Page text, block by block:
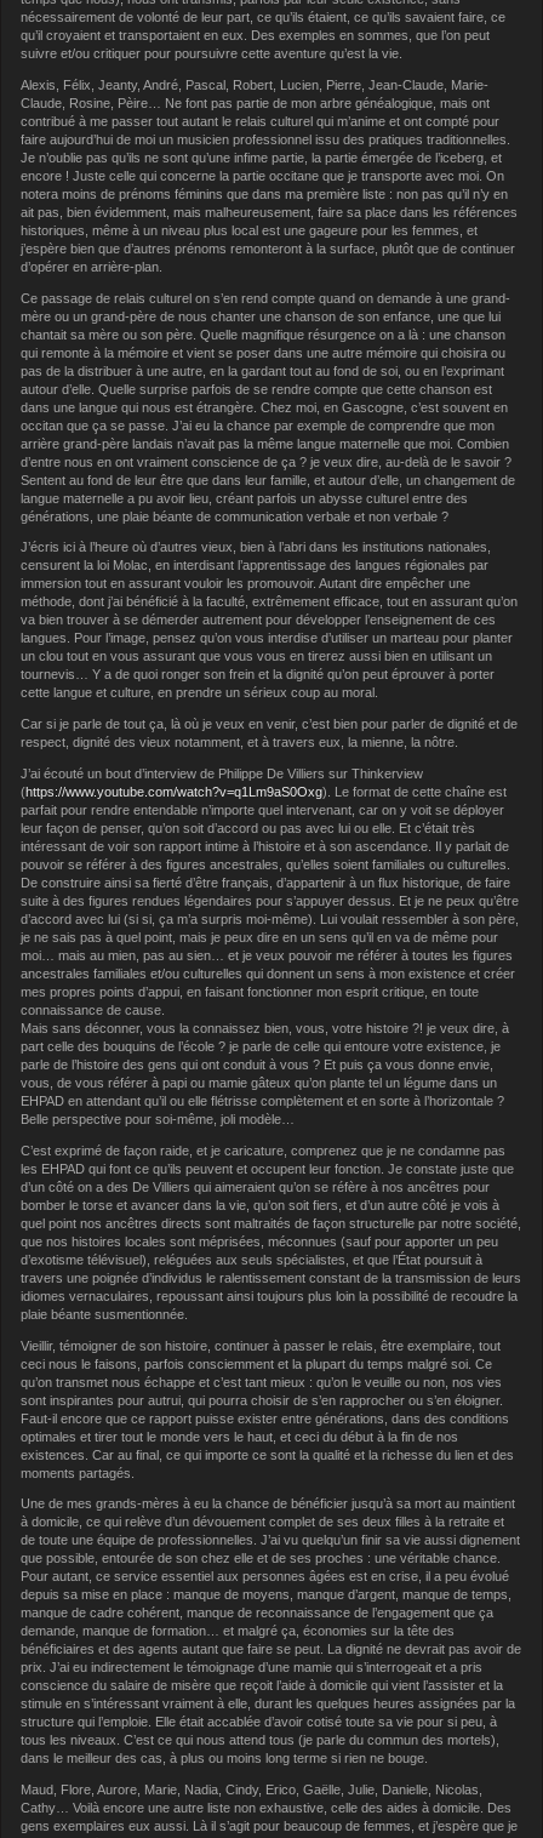
nécessairement de volonté de leur part, ce qu’ils étaient, ce qu’ils savaient faire, ce
qu’il croyaient et transportaient en eux. Des exemples en sommes, que l’on peut
suivre et/ou critiquer pour poursuivre cette aventure qu’est la vie.
Alexis, Félix, Jeanty, André, Pascal, Robert, Lucien, Pierre, Jean-Claude, Marie-
Claude, Rosine, Pèire… Ne font pas partie de mon arbre généalogique, mais ont
contribué à me passer tout autant le relais culturel qui m’anime et ont compté pour
faire aujourd’hui de moi un musicien professionnel issu des pratiques traditionnelles.
Je n’oublie pas qu’ils ne sont qu’une infime partie, la partie émergée de l’iceberg, et
encore ! Juste celle qui concerne la partie occitane que je transporte avec moi. On
notera moins de prénoms féminins que dans ma première liste : non pas qu’il n’y en
ait pas, bien évidemment, mais malheureusement, faire sa place dans les références
historiques, même à un niveau plus local est une gageure pour les femmes, et
j’espère bien que d’autres prénoms remonteront à la surface, plutôt que de continuer
d’opérer en arrière-plan.
Ce passage de relais culturel on s’en rend compte quand on demande à une grand-
mère ou un grand-père de nous chanter une chanson de son enfance, une que lui
chantait sa mère ou son père. Quelle magnifique résurgence on a là : une chanson
qui remonte à la mémoire et vient se poser dans une autre mémoire qui choisira ou
pas de la distribuer à une autre, en la gardant tout au fond de soi, ou en l’exprimant
autour d’elle. Quelle surprise parfois de se rendre compte que cette chanson est
dans une langue qui nous est étrangère. Chez moi, en Gascogne, c’est souvent en
occitan que ça se passe. J’ai eu la chance par exemple de comprendre que mon
arrière grand-père landais n’avait pas la même langue maternelle que moi. Combien
d’entre nous en ont vraiment conscience de ça ? je veux dire, au-delà de le savoir ?
Sentent au fond de leur être que dans leur famille, et autour d’elle, un changement de
langue maternelle a pu avoir lieu, créant parfois un abysse culturel entre des
générations, une plaie béante de communication verbale et non verbale ?
J’écris ici à l’heure où d’autres vieux, bien à l’abri dans les institutions nationales,
censurent la loi Molac, en interdisant l’apprentissage des langues régionales par
immersion tout en assurant vouloir les promouvoir. Autant dire empêcher une
méthode, dont j’ai bénéficié à la faculté, extrêmement efficace, tout en assurant qu’on
va bien trouver à se démerder autrement pour développer l’enseignement de ces
langues. Pour l’image, pensez qu’on vous interdise d’utiliser un marteau pour planter
un clou tout en vous assurant que vous vous en tirerez aussi bien en utilisant un
tournevis… Y a de quoi ronger son frein et la dignité qu’on peut éprouver à porter
cette langue et culture, en prendre un sérieux coup au moral.
Car si je parle de tout ça, là où je veux en venir, c’est bien pour parler de dignité et de
respect, dignité des vieux notamment, et à travers eux, la mienne, la nôtre.
J’ai écouté un bout d’interview de Philippe De Villiers sur Thinkerview
(https://www.youtube.com/watch?v=q1Lm9aS0Oxg). Le format de cette chaîne est
parfait pour rendre entendable n’importe quel intervenant, car on y voit se déployer
leur façon de penser, qu’on soit d’accord ou pas avec lui ou elle. Et c’était très
intéressant de voir son rapport intime à l’histoire et à son ascendance. Il y parlait de
pouvoir se référer à des figures ancestrales, qu’elles soient familiales ou culturelles.
De construire ainsi sa fierté d’être français, d’appartenir à un flux historique, de faire
suite à des figures rendues légendaires pour s’appuyer dessus. Et je ne peux qu’être
d’accord avec lui (si si, ça m’a surpris moi-même). Lui voulait ressembler à son père,
je ne sais pas à quel point, mais je peux dire en un sens qu’il en va de même pour
moi… mais au mien, pas au sien… et je veux pouvoir me référer à toutes les figures
ancestrales familiales et/ou culturelles qui donnent un sens à mon existence et créer
mes propres points d’appui, en faisant fonctionner mon esprit critique, en toute
connaissance de cause.
Mais sans déconner, vous la connaissez bien, vous, votre histoire ?! je veux dire, à
part celle des bouquins de l’école ? je parle de celle qui entoure votre existence, je
parle de l’histoire des gens qui ont conduit à vous ? Et puis ça vous donne envie,
vous, de vous référer à papi ou mamie gâteux qu’on plante tel un légume dans un
EHPAD en attendant qu’il ou elle flétrisse complètement et en sorte à l’horizontale ?
Belle perspective pour soi-même, joli modèle…
C’est exprimé de façon raide, et je caricature, comprenez que je ne condamne pas
les EHPAD qui font ce qu’ils peuvent et occupent leur fonction. Je constate juste que
d’un côté on a des De Villiers qui aimeraient qu’on se réfère à nos ancêtres pour
bomber le torse et avancer dans la vie, qu’on soit fiers, et d’un autre côté je vois à
quel point nos ancêtres directs sont maltraités de façon structurelle par notre société,
que nos histoires locales sont méprisées, méconnues (sauf pour apporter un peu
d’exotisme télévisuel), reléguées aux seuls spécialistes, et que l’État poursuit à
travers une poignée d’individus le ralentissement constant de la transmission de leurs
idiomes vernaculaires, repoussant ainsi toujours plus loin la possibilité de recoudre la
plaie béante susmentionnée.
Vieillir, témoigner de son histoire, continuer à passer le relais, être exemplaire, tout
ceci nous le faisons, parfois consciemment et la plupart du temps malgré soi. Ce
qu’on transmet nous échappe et c’est tant mieux : qu’on le veuille ou non, nos vies
sont inspirantes pour autrui, qui pourra choisir de s’en rapprocher ou s’en éloigner.
Faut-il encore que ce rapport puisse exister entre générations, dans des conditions
optimales et tirer tout le monde vers le haut, et ceci du début à la fin de nos
existences. Car au final, ce qui importe ce sont la qualité et la richesse du lien et des
moments partagés.
Une de mes grands-mères à eu la chance de bénéficier jusqu’à sa mort au maintient
à domicile, ce qui relève d’un dévouement complet de ses deux filles à la retraite et
de toute une équipe de professionnelles. J’ai vu quelqu’un finir sa vie aussi dignement
que possible, entourée de son chez elle et de ses proches : une véritable chance.
Pour autant, ce service essentiel aux personnes âgées est en crise, il a peu évolué
depuis sa mise en place : manque de moyens, manque d’argent, manque de temps,
manque de cadre cohérent, manque de reconnaissance de l’engagement que ça
demande, manque de formation… et malgré ça, économies sur la tête des
bénéficiaires et des agents autant que faire se peut. La dignité ne devrait pas avoir de
prix. J’ai eu indirectement le témoignage d’une mamie qui s’interrogeait et a pris
conscience du salaire de misère que reçoit l’aide à domicile qui vient l’assister et la
stimule en s’intéressant vraiment à elle, durant les quelques heures assignées par la
structure qui l’emploie. Elle était accablée d’avoir cotisé toute sa vie pour si peu, à
tous les niveaux. C’est ce qui nous attend tous (je parle du commun des mortels),
dans le meilleur des cas, à plus ou moins long terme si rien ne bouge.
Maud, Flore, Aurore, Marie, Nadia, Cindy, Erico, Gaëlle, Julie, Danielle, Nicolas,
Cathy… Voilà encore une autre liste non exhaustive, celle des aides à domicile. Des
gens exemplaires eux aussi. Là il s’agit pour beaucoup de femmes, et j’espère que je